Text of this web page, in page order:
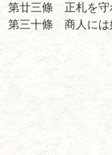
第廿三條 正札を守
第三十條 商人には